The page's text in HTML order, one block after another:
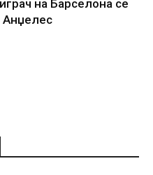
на Барселона се
Анџелес